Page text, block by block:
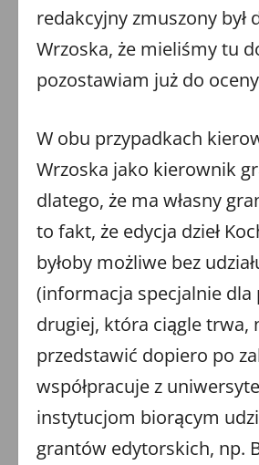
redakcyjny zmuszony
Wrzoska, że mieliśmy tu
pozostawiam już do
W obu przypadkach
Wrzoska jako kierownik
dlatego, że ma własny
to fakt, że edycja dzieł
byłoby możliwe bez
(informacja specjalnie dla
drugiej, która ciągle trwa,
przedstawić dopiero po
współpracuje z
instytucjom biorącym
grantów edytorskich, np.